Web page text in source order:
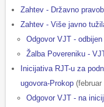
Zahtev - Državno
Zahtev - Više javno
Odgovor VJT -
Žalba Povereniku -
Inicijativa RJT-u za
ugovora-Prokop (februar
Odgovor VJT - na